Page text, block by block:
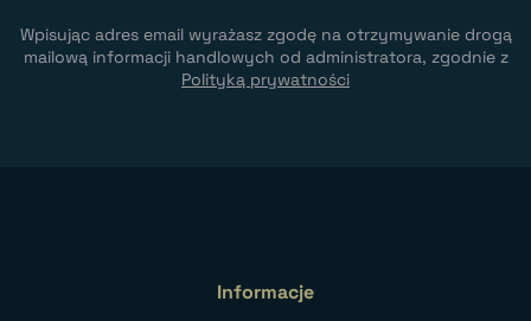
Wpisując adres email wyrażasz zgodę na otrzymywanie drogą
mailową informacji handlowych od administratora, zgodnie z
Polityką prywatności
Informacje